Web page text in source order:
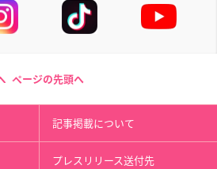
ページの先頭へ
記事掲載について
プレスリリース送付先